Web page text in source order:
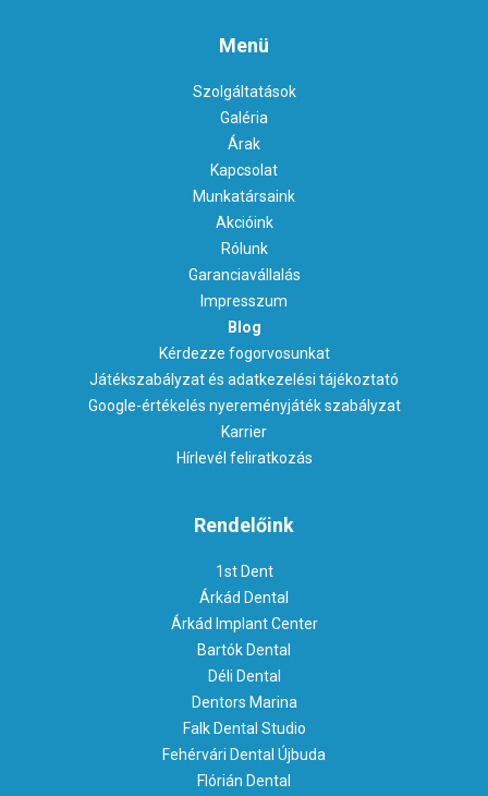
Menü
Szolgáltatások
Galéria
Árak
Kapcsolat
Munkatársaink
Akcióink
Rólunk
Garanciavállalás
Impresszum
Blog
Kérdezze fogorvosunkat
Játékszabályzat és adatkezelési tájékoztató
Google-értékelés nyereményjáték szabályzat
Karrier
Hírlevél feliratkozás
Rendelőink
1st Dent
Árkád Dental
Árkád Implant Center
Bartók Dental
Déli Dental
Dentors Marina
Falk Dental Studio
Fehérvári Dental Újbuda
Flórián Dental